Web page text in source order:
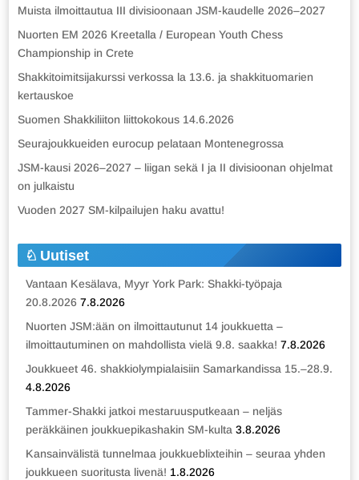
Muista ilmoittautua III divisioonaan JSM-kaudelle 2026–2027
Nuorten EM 2026 Kreetalla / European Youth Chess
Championship in Crete
Shakkitoimitsijakurssi verkossa la 13.6. ja shakkituomarien
kertauskoe
Suomen Shakkiliiton liittokokous 14.6.2026
Seurajoukkueiden eurocup pelataan Montenegrossa
JSM-kausi 2026–2027 – liigan sekä I ja II divisioonan ohjelmat
on julkaistu
Vuoden 2027 SM-kilpailujen haku avattu!
Uutiset
Vantaan Kesälava, Myyr York Park: Shakki-työpaja
20.8.2026 7.8.2026
Nuorten JSM:ään on ilmoittautunut 14 joukkuetta –
ilmoittautuminen on mahdollista vielä 9.8. saakka! 7.8.2026
Joukkueet 46. shakkiolympialaisiin Samarkandissa 15.–28.9.
4.8.2026
Tammer-Shakki jatkoi mestaruusputkeaan – neljäs
peräkkäinen joukkuepikashakin SM-kulta 3.8.2026
Kansainvälistä tunnelmaa joukkueblixteihin – seuraa yhden
joukkueen suoritusta livenä! 1.8.2026